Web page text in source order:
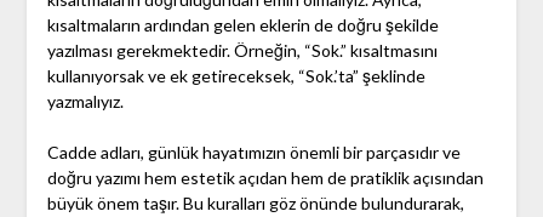
kısaltmaların ardından gelen eklerin de doğru şekilde
yazılması gerekmektedir. Örneğin, “Sok.” kısaltmasını
kullanıyorsak ve ek getireceksek, “Sok.’ta” şeklinde
yazmalıyız.
Cadde adları, günlük hayatımızın önemli bir parçasıdır ve
doğru yazımı hem estetik açıdan hem de pratiklik açısından
büyük önem taşır. Bu kuralları göz önünde bulundurarak,